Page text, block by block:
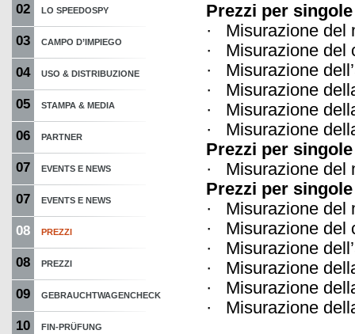
02 LO SPEEDOSPY
03 CAMPO D’IMPIEGO
04 USO & DISTRIBUZIONE
05 STAMPA & MEDIA
06 PARTNER
07 EVENTS E NEWS
07 EVENTS E NEWS
08 PREZZI
08 PREZZI
09 GEBRAUCHTWAGENCHECK
10 FIN-PRÜFUNG
Prezzi per
·
·
·
· Misurazione
·
·
Prezzi per
·
Prezzi per
·
·
·
· Misurazione
·
·